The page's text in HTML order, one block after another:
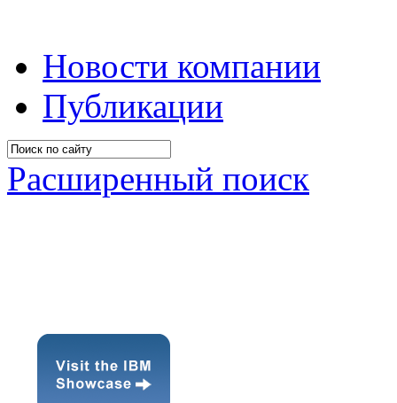
Новости компании
Публикации
Расширенный поиск